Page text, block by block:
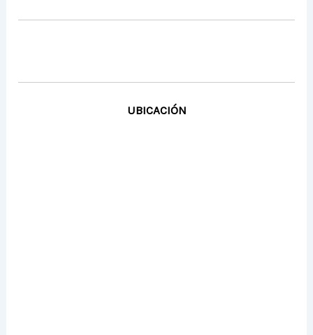
UBICACIÓN